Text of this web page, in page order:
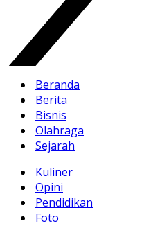
Beranda
Berita
Bisnis
Olahraga
Sejarah
Kuliner
Opini
Pendidikan
Foto